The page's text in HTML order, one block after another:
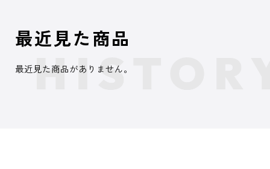
最近見た商品
最近見た商品がありません。